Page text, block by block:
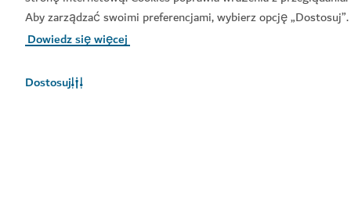
Aby zarządzać swoimi preferencjami, wybierz opcję „Dostosuj”.
Dowiedz się więcej
Dostosuj
PARKI WODNE